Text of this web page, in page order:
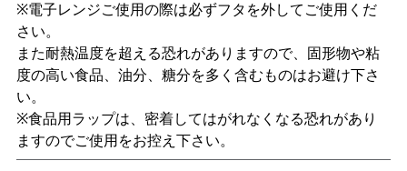
※電子レンジご使用の際は必ずフタを外してご使用くだ
さい。
また耐熱温度を超える恐れがありますので、固形物や粘
度の高い食品、油分、糖分を多く含むものはお避け下さ
い。
※食品用ラップは、密着してはがれなくなる恐れがあり
ますのでご使用をお控え下さい。